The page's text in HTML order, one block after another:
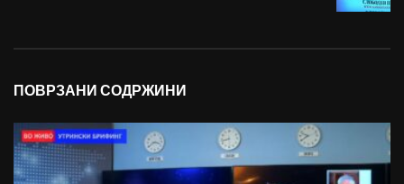
ПОВРЗАНИ СОДРЖИНИ